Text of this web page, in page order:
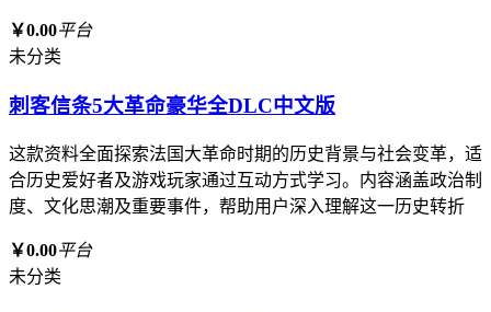
￥0.00平台
未分类
刺客信条5大革命豪华全DLC中文版
这款资料全面探索法国大革命时期的历史背景与社会变革，适
合历史爱好者及游戏玩家通过互动方式学习。内容涵盖政治制
度、文化思潮及重要事件，帮助用户深入理解这一历史转折
￥0.00平台
未分类